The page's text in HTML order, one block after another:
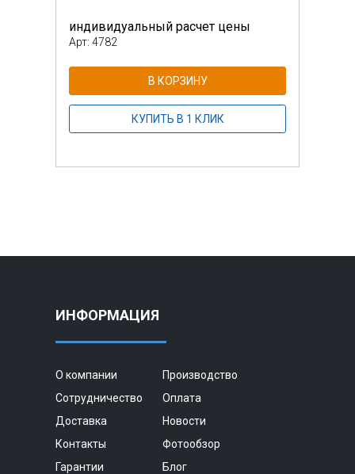
индивидуальный расчет цены
Арт: 4782
В КОРЗИНУ
КУПИТЬ В 1 КЛИК
ИНФОРМАЦИЯ
О компании
Производство
Сотрудничество
Оплата
Доставка
Новости
Контакты
Фотообзор
Гарантии
Блог